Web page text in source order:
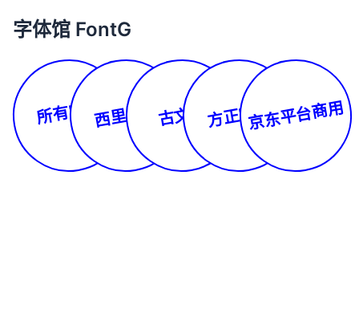
字体馆 FontG
所有字体西里尔文古文体 方正字库京东平台商用